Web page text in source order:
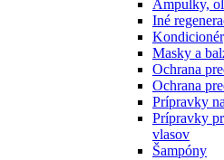
Ampulky,
Iné
Masky a
Ochrana
Ochrana
Prípravky
Prípravky
vlasov
Šampóny